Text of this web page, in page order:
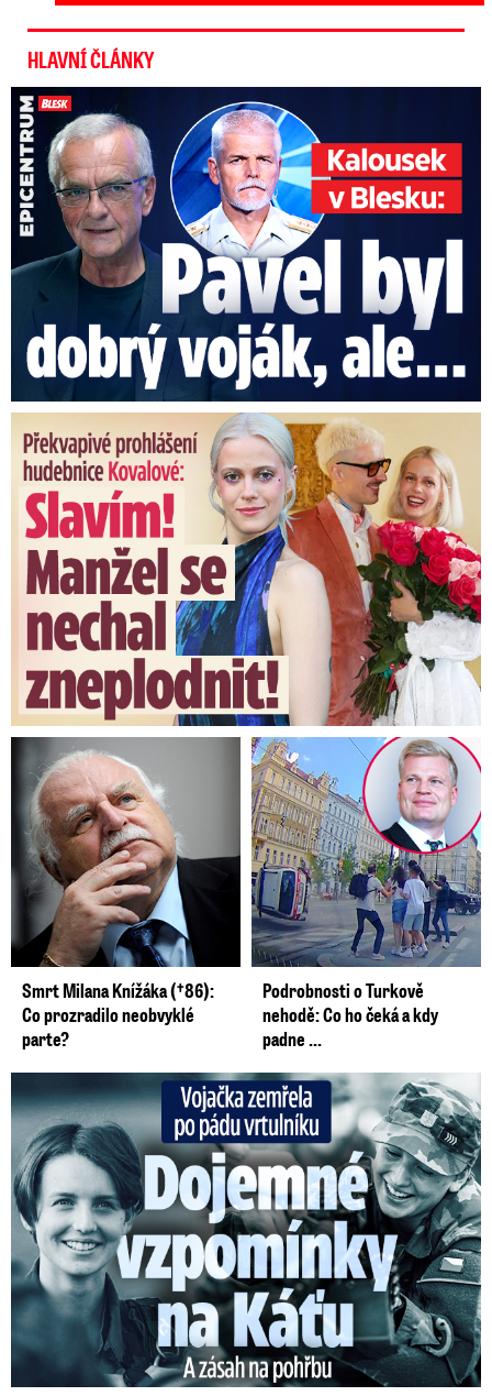
HLAVNÍ ČLÁNKY
Kalousek o prezidentovi: S Pavlem jsem se nesmířil!
Překvapivé prohlášení hudebnice Kovalové: Slavím! Manžel se ...
Smrt Milana Knížáka (†86):
Co prozradilo neobvyklé
parte?
Podrobnosti o Turkově
nehodě: Co ho čeká a kdy
padne ...
Vojačka zemřela po pádu vrtulníku: Dojemné vzpomínky na ...